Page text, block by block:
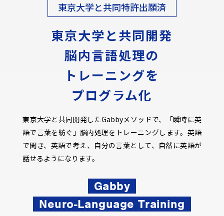
東京大学と共同特許出願済
東京大学と共同開発
脳内言語処理の
トレーニングを
プログラム化
東京大学と共同開発したGabbyメソッドで、「瞬時に英
語で言葉を紡ぐ」脳内処理をトレーニングします。英語
で聞き、英語で考え、自分の言葉として、自然に英語が
話せるようになります。
Gabby
Neuro-Language Training